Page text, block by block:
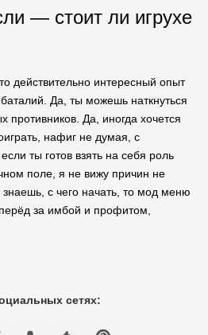
— стоит ли игрухе
действительно интересный опыт
Да, ты можешь наткнуться
противников. Да, иногда хочется
нафиг не думая, с
ты готов взять на себя роль
поле, я не вижу причин не
с чего начать, то мод меню
за имбой и профитом,
сетях: